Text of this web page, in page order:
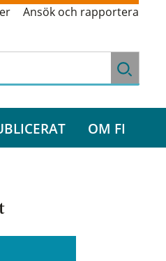
Ansök och rapportera
OM FI